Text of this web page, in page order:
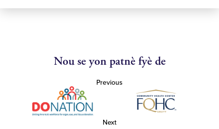
Nou se yon patnè fyè de
Previous
Next